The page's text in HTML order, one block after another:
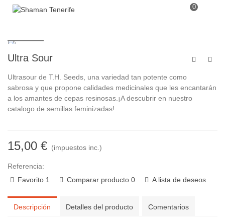
0
Ultra Sour
Ultrasour de T.H. Seeds, una variedad tan potente como
sabrosa y que propone calidades medicinales que les encantarán
a los amantes de cepas resinosas .¡A descubrir en nuestro
catalogo de semillas feminizadas!
15,00 € (impuestos inc.)
Referencia:
Favorito 1 Comparar producto 0 A lista de deseos
Descripción Detalles del producto Comentarios